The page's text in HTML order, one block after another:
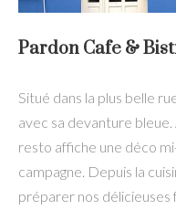
Pardon Cafe &
Situé dans la plus belle
avec sa devanture
resto affiche une déco
campagne. Depuis la
préparer nos délicieuses